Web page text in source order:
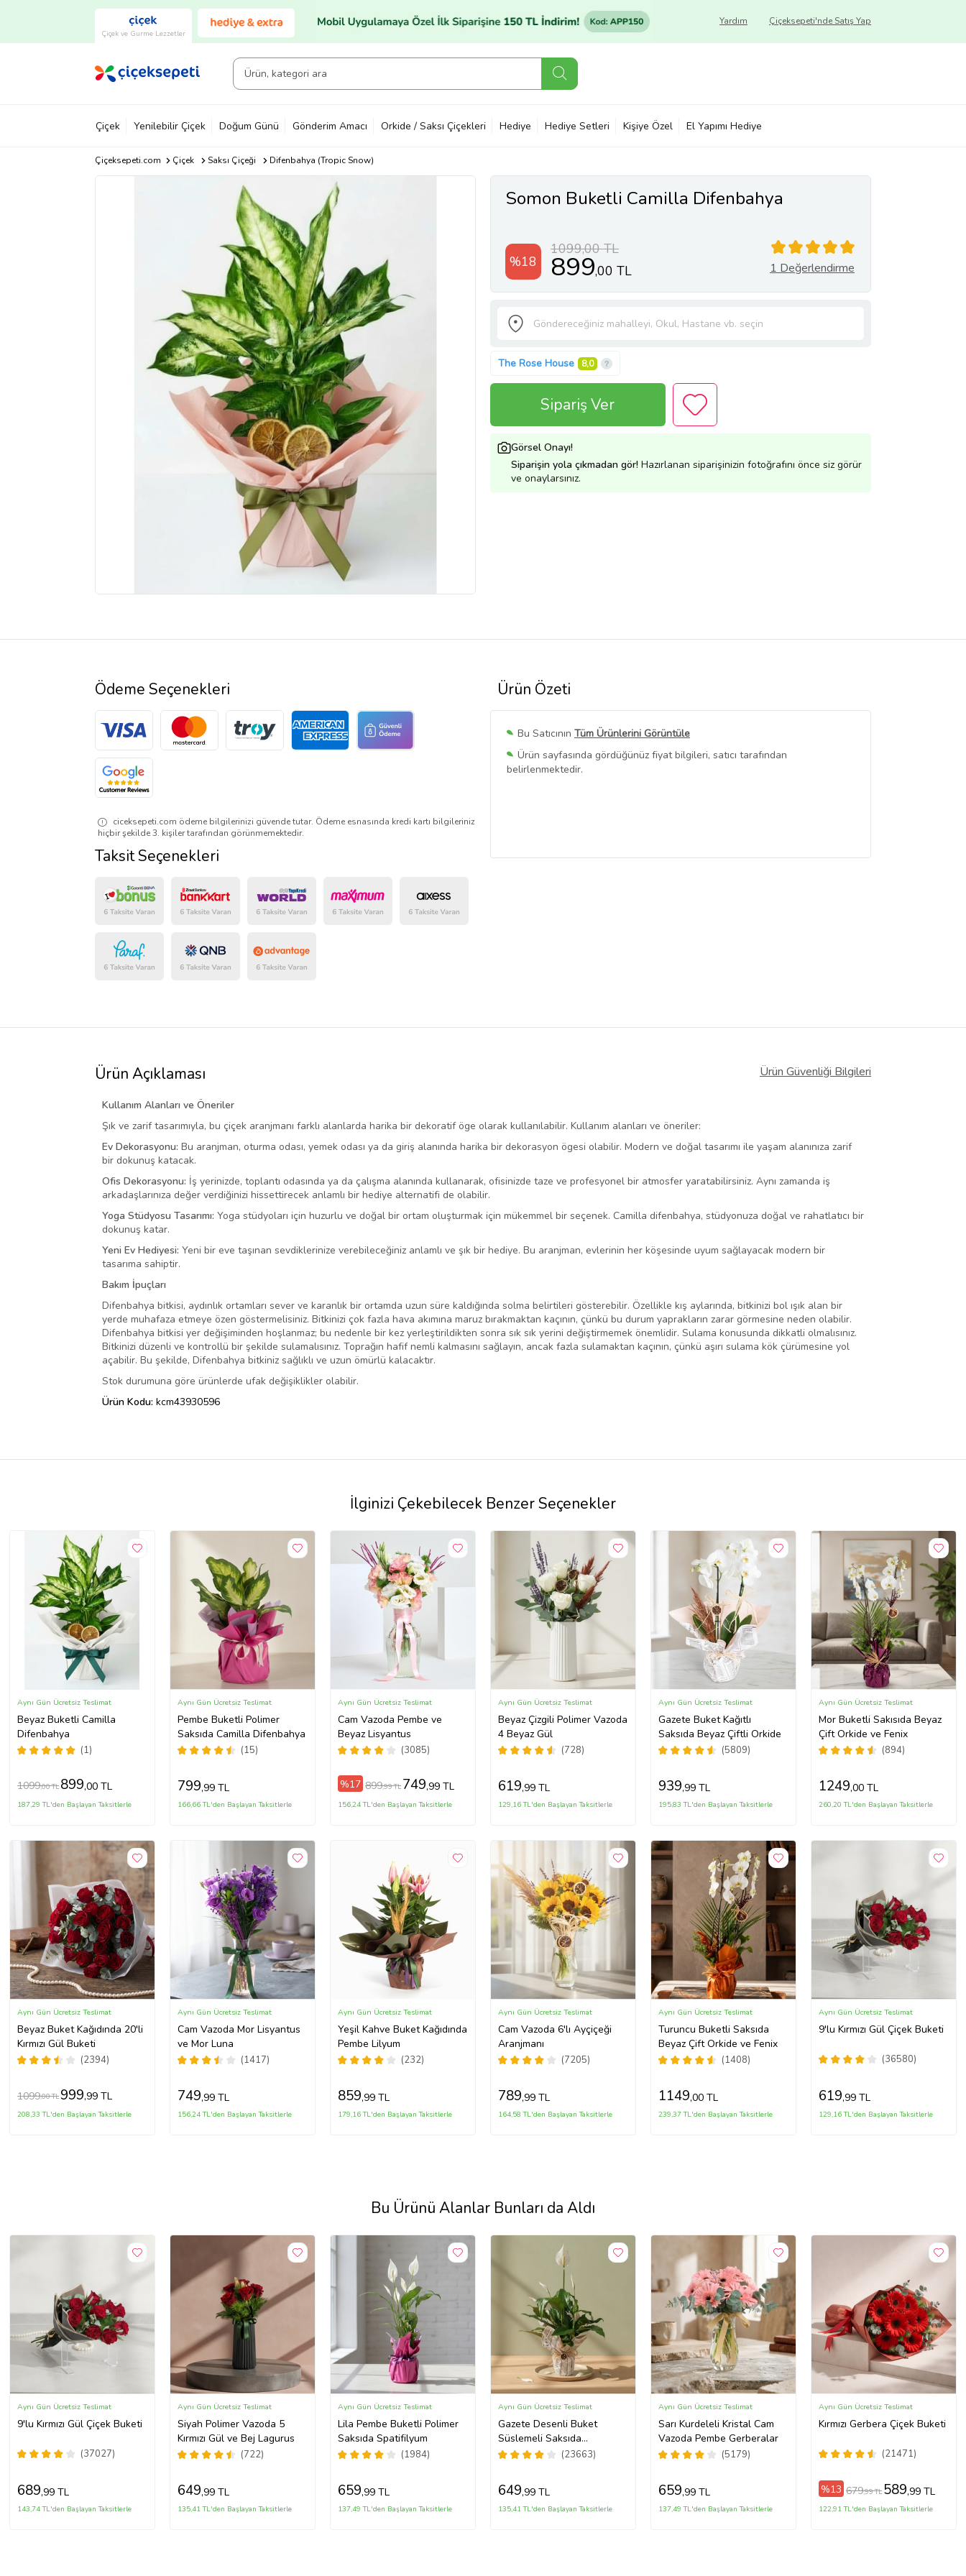
Çiçek ve Gurme Lezzetler
Çiçeksepeti'nde Satış Yap
Yardım
Çiçek Yenilebilir Çiçek Doğum Günü Gönderim Amacı Orkide / Saksı Çiçekleri Hediye Hediye Setleri Kişiye Özel El Yapımı Hediye
Çiçeksepeti.com Çiçek Saksı Çiçeği Difenbahya (Tropic Snow)
Somon Buketli Camilla Difenbahya
%18
1099,00 TL
899,00 TL 1 Değerlendirme
The Rose House 8,0
Sipariş Ver
Görsel Onayı!
Siparişin yola çıkmadan gör! Hazırlanan siparişinizin fotoğrafını önce siz görür
ve onaylarsınız.
Ürün Özeti
Bu Satıcının Tüm Ürünlerini Görüntüle
Ürün sayfasında gördüğünüz fiyat bilgileri, satıcı tarafından
belirlenmektedir.
Ödeme Seçenekleri
ciceksepeti.com ödeme bilgilerinizi güvende tutar. Ödeme esnasında kredi kartı bilgileriniz
hiçbir şekilde 3. kişiler tarafından görünmemektedir.
Taksit Seçenekleri
Ürün Açıklaması Ürün Güvenliği Bilgileri
Kullanım Alanları ve Öneriler
Şık ve zarif tasarımıyla, bu çiçek aranjmanı farklı alanlarda harika bir dekoratif öge olarak kullanılabilir. Kullanım alanları ve öneriler:
Ev Dekorasyonu: Bu aranjman, oturma odası, yemek odası ya da giriş alanında harika bir dekorasyon ögesi olabilir. Modern ve doğal tasarımı ile yaşam alanınıza zarif
bir dokunuş katacak.
Ofis Dekorasyonu: İş yerinizde, toplantı odasında ya da çalışma alanında kullanarak, ofisinizde taze ve profesyonel bir atmosfer yaratabilirsiniz. Aynı zamanda iş
arkadaşlarınıza değer verdiğinizi hissettirecek anlamlı bir hediye alternatifi de olabilir.
Yoga Stüdyosu Tasarımı: Yoga stüdyoları için huzurlu ve doğal bir ortam oluşturmak için mükemmel bir seçenek. Camilla difenbahya, stüdyonuza doğal ve rahatlatıcı bir
dokunuş katar.
Yeni Ev Hediyesi: Yeni bir eve taşınan sevdiklerinize verebileceğiniz anlamlı ve şık bir hediye. Bu aranjman, evlerinin her köşesinde uyum sağlayacak modern bir
tasarıma sahiptir.
Bakım İpuçları
Difenbahya bitkisi, aydınlık ortamları sever ve karanlık bir ortamda uzun süre kaldığında solma belirtileri gösterebilir. Özellikle kış aylarında, bitkinizi bol ışık alan bir
yerde muhafaza etmeye özen göstermelisiniz. Bitkinizi çok fazla hava akımına maruz bırakmaktan kaçının, çünkü bu durum yaprakların zarar görmesine neden olabilir.
Difenbahya bitkisi yer değişiminden hoşlanmaz; bu nedenle bir kez yerleştirildikten sonra sık sık yerini değiştirmemek önemlidir. Sulama konusunda dikkatli olmalısınız.
Bitkinizi düzenli ve kontrollü bir şekilde sulamalısınız. Toprağın hafif nemli kalmasını sağlayın, ancak fazla sulamaktan kaçının, çünkü aşırı sulama kök çürümesine yol
açabilir. Bu şekilde, Difenbahya bitkiniz sağlıklı ve uzun ömürlü kalacaktır.
Stok durumuna göre ürünlerde ufak değişiklikler olabilir.
Ürün Kodu: kcm43930596
İlginizi Çekebilecek Benzer Seçenekler
Beyaz Buketli Camilla
Difenbahya
(1)
Aynı Gün Ücretsiz Teslimat
1099,00 TL 899,00 TL
187,29 TL'den Başlayan Taksitlerle
Pembe Buketli Polimer
Saksıda Camilla Difenbahya
(15)
Aynı Gün Ücretsiz Teslimat
799,99 TL
166,66 TL'den Başlayan Taksitlerle
Cam Vazoda Pembe ve
Beyaz Lisyantus
(3085)
Aynı Gün Ücretsiz Teslimat
%17 899,99 TL 749,99 TL
156,24 TL'den Başlayan Taksitlerle
Beyaz Çizgili Polimer Vazoda
4 Beyaz Gül
(728)
Aynı Gün Ücretsiz Teslimat
619,99 TL
129,16 TL'den Başlayan Taksitlerle
Gazete Buket Kağıtlı
Saksıda Beyaz Çiftli Orkide
(5809)
Aynı Gün Ücretsiz Teslimat
939,99 TL
195,83 TL'den Başlayan Taksitlerle
Mor Buketli Sakısıda Beyaz
Çift Orkide ve Fenix
(894)
Aynı Gün Ücretsiz Teslimat
1249,00 TL
260,20 TL'den Başlayan Taksitlerle
Beyaz Buket Kağıdında 20'li
Kırmızı Gül Buketi
(2394)
Aynı Gün Ücretsiz Teslimat
1099,00 TL 999,99 TL
208,33 TL'den Başlayan Taksitlerle
Cam Vazoda Mor Lisyantus
ve Mor Luna
(1417)
Aynı Gün Ücretsiz Teslimat
749,99 TL
156,24 TL'den Başlayan Taksitlerle
Yeşil Kahve Buket Kağıdında
Pembe Lilyum
(232)
Aynı Gün Ücretsiz Teslimat
859,99 TL
179,16 TL'den Başlayan Taksitlerle
Cam Vazoda 6'lı Ayçiçeği
Aranjmanı
(7205)
Aynı Gün Ücretsiz Teslimat
789,99 TL
164,58 TL'den Başlayan Taksitlerle
Turuncu Buketli Saksıda
Beyaz Çift Orkide ve Fenix
(1408)
Aynı Gün Ücretsiz Teslimat
1149,00 TL
239,37 TL'den Başlayan Taksitlerle
9'lu Kırmızı Gül Çiçek Buketi
(36580)
Aynı Gün Ücretsiz Teslimat
619,99 TL
129,16 TL'den Başlayan Taksitlerle
Bu Ürünü Alanlar Bunları da Aldı
9'lu Kırmızı Gül Çiçek Buketi
(37027)
Aynı Gün Ücretsiz Teslimat
689,99 TL
143,74 TL'den Başlayan Taksitlerle
Siyah Polimer Vazoda 5
Kırmızı Gül ve Bej Lagurus
(722)
Aynı Gün Ücretsiz Teslimat
649,99 TL
135,41 TL'den Başlayan Taksitlerle
Lila Pembe Buketli Polimer
Saksıda Spatifilyum
(1984)
Aynı Gün Ücretsiz Teslimat
659,99 TL
137,49 TL'den Başlayan Taksitlerle
Gazete Desenli Buket
Süslemeli Saksıda
Spatifilyum
(23663)
Aynı Gün Ücretsiz Teslimat
649,99 TL
135,41 TL'den Başlayan Taksitlerle
Sarı Kurdeleli Kristal Cam
Vazoda Pembe Gerberalar
(5179)
Aynı Gün Ücretsiz Teslimat
659,99 TL
137,49 TL'den Başlayan Taksitlerle
Kırmızı Gerbera Çiçek Buketi
(21471)
Aynı Gün Ücretsiz Teslimat
%13 679,99 TL 589,99 TL
122,91 TL'den Başlayan Taksitlerle